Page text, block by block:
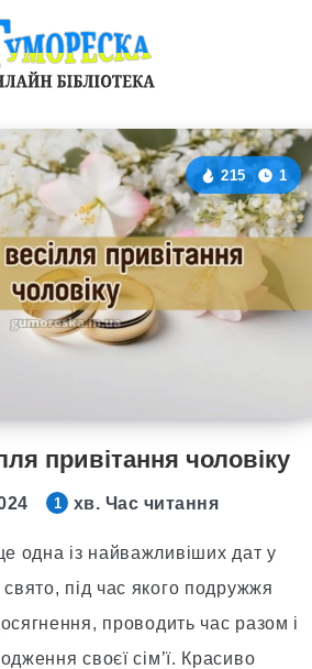
привітання чоловіку
215 1
1 хв. Час читання
одна із найважливіших дат у
під час якого подружжя
проводить час разом і
своєї сім’ї. Красиво